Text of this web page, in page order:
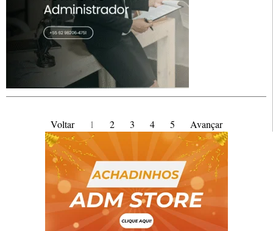
Voltar 1 2 3 4 5 Avançar